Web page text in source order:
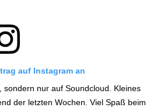
auf Instagram an
nur auf Soundcloud. Kleines
der letzten Wochen. Viel Spaß beim